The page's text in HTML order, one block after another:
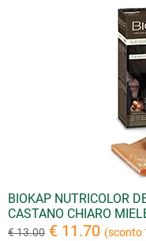
BIOKAP NUTRICOLOR
CASTANO CHIARO
€ 13.00 € 11.70 (sconto